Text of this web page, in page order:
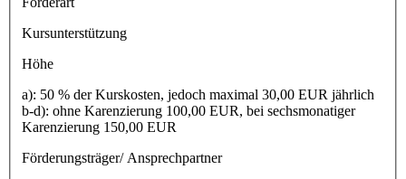
Kursunterstützung
Höhe
a): 50 % der Kurskosten, jedoch maximal 30,00 EUR jährlich
b-d): ohne Karenzierung 100,00 EUR, bei sechsmonatiger
Karenzierung 150,00 EUR
Förderungsträger/ Ansprechpartner